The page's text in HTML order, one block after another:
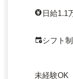
日給1.1
シフト
未経験OK